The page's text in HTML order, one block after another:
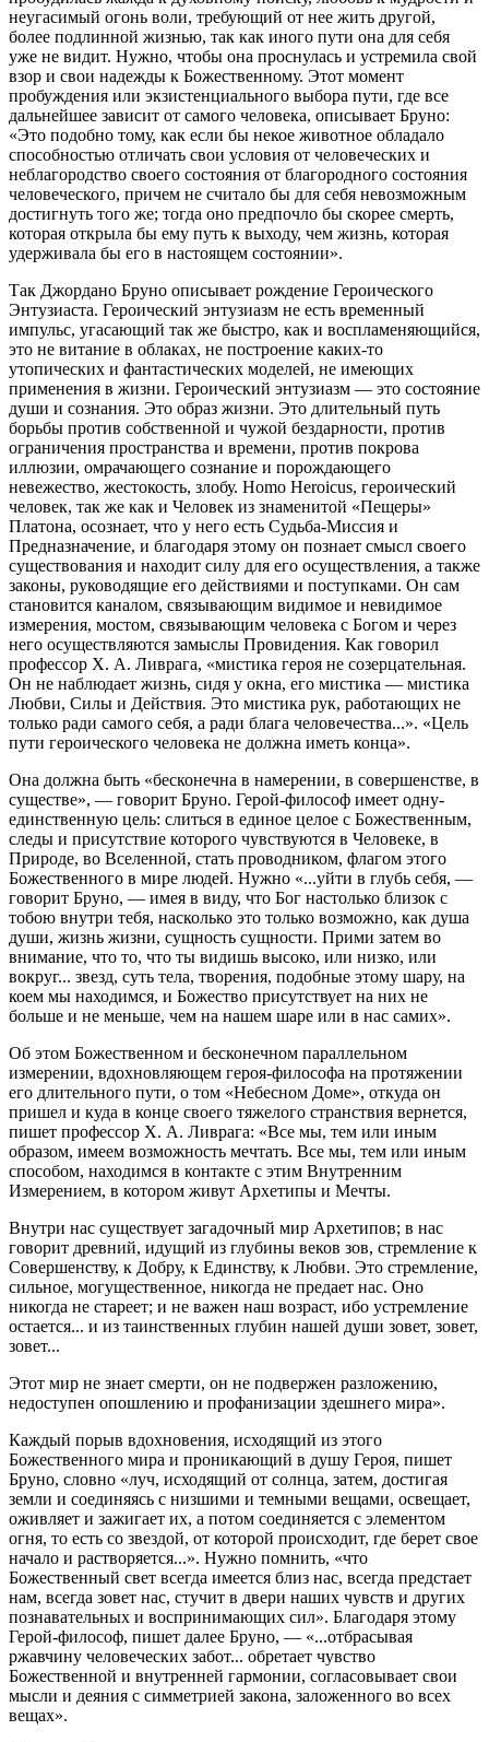
неугасимый огонь воли, требующий от нее жить другой,
более подлинной жизнью, так как иного пути она для себя
уже не видит. Нужно, чтобы она проснулась и устремила свой
взор и свои надежды к Божественному. Этот момент
пробуждения или экзистенциального выбора пути, где все
дальнейшее зависит от самого человека, описывает Бруно:
«Это подобно тому, как если бы некое животное обладало
способностью отличать свои условия от человеческих и
неблагородство своего состояния от благородного состояния
человеческого, причем не считало бы для себя невозможным
достигнуть того же; тогда оно предпочло бы скорее смерть,
которая открыла бы ему путь к выходу, чем жизнь, которая
удерживала бы его в настоящем состоянии».
Так Джордано Бруно описывает рождение Героического
Энтузиаста. Героический энтузиазм не есть временный
импульс, угасающий так же быстро, как и воспламеняющийся,
это не витание в облаках, не построение каких-то
утопических и фантастических моделей, не имеющих
применения в жизни. Героический энтузиазм — это состояние
души и сознания. Это образ жизни. Это длительный путь
борьбы против собственной и чужой бездарности, против
ограничения пространства и времени, против покрова
иллюзии, омрачающего сознание и порождающего
невежество, жестокость, злобу. Homo Heroicus, героический
человек, так же как и Человек из знаменитой «Пещеры»
Платона, осознает, что у него есть Судьба-Миссия и
Предназначение, и благодаря этому он познает смысл своего
существования и находит силу для его осуществления, а также
законы, руководящие его действиями и поступками. Он сам
становится каналом, связывающим видимое и невидимое
измерения, мостом, связывающим человека с Богом и через
него осуществляются замыслы Провидения. Как говорил
профессор X. А. Ливрага, «мистика героя не созерцательная.
Он не наблюдает жизнь, сидя у окна, его мистика — мистика
Любви, Силы и Действия. Это мистика рук, работающих не
только ради самого себя, а ради блага человечества...». «Цель
пути героического человека не должна иметь конца».
Она должна быть «бесконечна в намерении, в совершенстве, в
существе», — говорит Бруно. Герой-философ имеет одну-
единственную цель: слиться в единое целое с Божественным,
следы и присутствие которого чувствуются в Человеке, в
Природе, во Вселенной, стать проводником, флагом этого
Божественного в мире людей. Нужно «...уйти в глубь себя, —
говорит Бруно, — имея в виду, что Бог настолько близок с
тобою внутри тебя, насколько это только возможно, как душа
души, жизнь жизни, сущность сущности. Прими затем во
внимание, что то, что ты видишь высоко, или низко, или
вокруг... звезд, суть тела, творения, подобные этому шару, на
коем мы находимся, и Божество присутствует на них не
больше и не меньше, чем на нашем шаре или в нас самих».
Об этом Божественном и бесконечном параллельном
измерении, вдохновляющем героя-философа на протяжении
его длительного пути, о том «Небесном Доме», откуда он
пришел и куда в конце своего тяжелого странствия вернется,
пишет профессор X. А. Ливрага: «Все мы, тем или иным
образом, имеем возможность мечтать. Все мы, тем или иным
способом, находимся в контакте с этим Внутренним
Измерением, в котором живут Архетипы и Мечты.
Внутри нас существует загадочный мир Архетипов; в нас
говорит древний, идущий из глубины веков зов, стремление к
Совершенству, к Добру, к Единству, к Любви. Это стремление,
сильное, могущественное, никогда не предает нас. Оно
никогда не стареет; и не важен наш возраст, ибо устремление
остается... и из таинственных глубин нашей души зовет, зовет,
зовет...
Этот мир не знает смерти, он не подвержен разложению,
недоступен опошлению и профанизации здешнего мира».
Каждый порыв вдохновения, исходящий из этого
Божественного мира и проникающий в душу Героя, пишет
Бруно, словно «луч, исходящий от солнца, затем, достигая
земли и соединяясь с низшими и темными вещами, освещает,
оживляет и зажигает их, а потом соединяется с элементом
огня, то есть со звездой, от которой происходит, где берет свое
начало и растворяется...». Нужно помнить, «что
Божественный свет всегда имеется близ нас, всегда предстает
нам, всегда зовет нас, стучит в двери наших чувств и других
познавательных и воспринимающих сил». Благодаря этому
Герой-философ, пишет далее Бруно, — «...отбрасывая
ржавчину человеческих забот... обретает чувство
Божественной и внутренней гармонии, согласовывает свои
мысли и деяния с симметрией закона, заложенного во всех
вещах».